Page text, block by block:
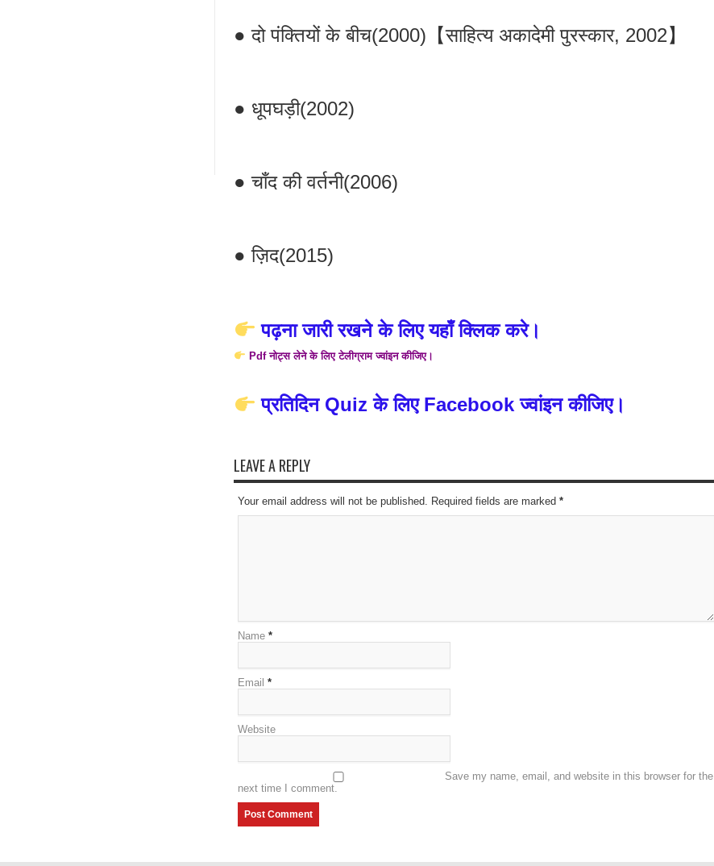
● दो पंक्तियों के बीच(2000)【साहित्य अकादेमी पुरस्कार, 2002】
● धूपघड़ी(2002)
● चाँद की वर्तनी(2006)
● ज़िद(2015)
पढ़ना जारी रखने के लिए यहाँ क्लिक करे।
Pdf नोट्स लेने के लिए टेलीग्राम ज्वांइन कीजिए।
प्रतिदिन Quiz के लिए Facebook ज्वांइन कीजिए।
LEAVE A REPLY
Your email address will not be published. Required fields are marked *
Name *
Email *
Website
Save my name, email, and website in this browser for the
next time I comment.